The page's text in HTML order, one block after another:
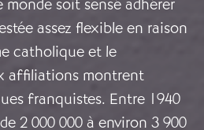
soit sensé adhérer
assez flexible en raison
catholique et le
affiliations montrent
franquistes. Entre 1940
2 000 000 à environ 3 900